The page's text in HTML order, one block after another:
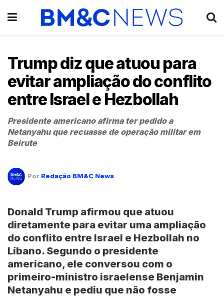
Trump diz que atuou para
evitar ampliação do conflito
entre Israel e Hezbollah
Presidente americano afirma ter pedido a
Netanyahu que recuasse de operação militar em
Beirute
Por Redação BM&C News
Donald Trump afirmou que atuou
diretamente para evitar uma ampliação
do conflito entre Israel e Hezbollah no
Líbano. Segundo o presidente
americano, ele conversou com o
primeiro-ministro israelense Benjamin
Netanyahu e pediu que não fosse